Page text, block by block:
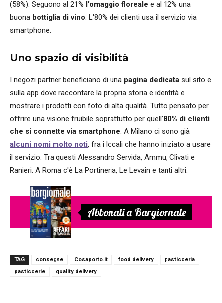
(58%). Seguono al 21% l’omaggio floreale e al 12% una
buona bottiglia di vino. L'80% dei clienti usa il servizio via
smartphone.
Uno spazio di visibilità
I negozi partner beneficiano di una pagina dedicata sul sito e
sulla app dove raccontare la propria storia e identità e
mostrare i prodotti con foto di alta qualità. Tutto pensato per
offrire una visione fruibile soprattutto per quell’80% di clienti
che si connette via smartphone. A Milano ci sono già
alcuni nomi molto noti, fra i locali che hanno iniziato a usare
il servizio. Tra questi Alessandro Servida, Ammu, Clivati e
Ranieri. A Roma c'è La Portineria, Le Levain e tanti altri.
Abbonati a Bargiornale
TAG consegne Cosaporto.it food delivery
pasticceria
pasticcerie
quality delivery